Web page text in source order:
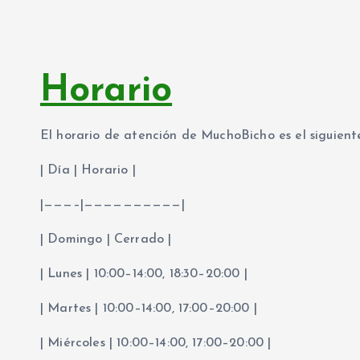
Horario
El horario de atención de MuchoBicho es el
| Día | Horario |
|———–|——————————|
| Domingo | Cerrado |
| Lunes | 10:00–14:00, 18:30–20:00 |
| Martes | 10:00–14:00, 17:00–20:00 |
| Miércoles | 10:00–14:00, 17:00–20:00 |